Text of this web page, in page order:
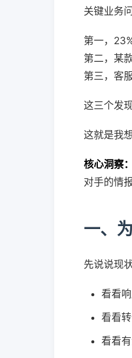
关键业务问
第一，
第二，某
第三，客
这三个发
这就是我
核心洞察：
对手的情
一、
先说说现
看看
看看
看看